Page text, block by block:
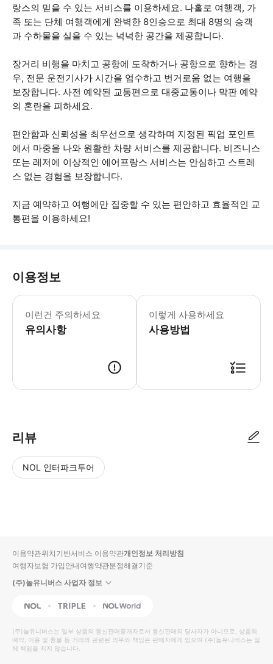
랑스의 믿을 수 있는 서비스를 이용하세요. 나홀로 여행객, 가
족 또는 단체 여행객에게 완벽한 8인승으로 최대 8명의 승객
과 수하물을 실을 수 있는 넉넉한 공간을 제공합니다.
장거리 비행을 마치고 공항에 도착하거나 공항으로 향하는 경
우, 전문 운전기사가 시간을 엄수하고 번거로움 없는 여행을
보장합니다. 사전 예약된 교통편으로 대중교통이나 막판 예약
의 혼란을 피하세요.
편안함과 신뢰성을 최우선으로 생각하며 지정된 픽업 포인트
에서 마중을 나와 원활한 차량 서비스를 제공합니다. 비즈니스
또는 레저에 이상적인 에어프랑스 서비스는 안심하고 스트레
스 없는 경험을 보장합니다.
지금 예약하고 여행에만 집중할 수 있는 편안하고 효율적인 교
통편을 이용하세요!
이용정보
이런건 주의하세요
유의사항
픽업 예정 시간 15분 전까지 픽업 포
이렇게 사용하세요
사용방법
리뷰
NOL 인터파크투어
입니
다.
높
은
순
동
영
상
순
상
이용약관위치기반서비스 이용약관개인정보 처리방침
여행자보험 가입안내여행약관분쟁해결기준
(주)놀유니버스 사업자 정보
NOL Triple Interpark Global
(주)놀유니버스는 일부 상품의 통신판매중개자로서 통신판매의 당사자가 아니므로, 상품의
예약, 이용 및 환불 등 거래와 관련된 의무와 책임은 판매자에게 있으며 (주)놀유니버스는 일
체 책임을 지지 않습니다.